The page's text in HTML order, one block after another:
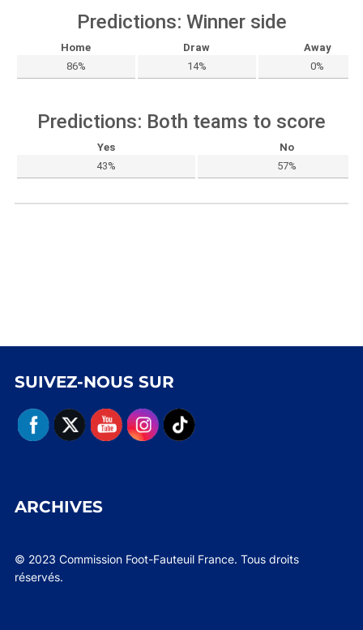
Predictions: Winner side
Home Draw
Away
86%
14% 0%
Predictions: Both teams to score
Yes
No
43%
57%
SUIVEZ-NOUS SUR
ARCHIVES
© 2023 Commission Foot-Fauteuil France. Tous droits
réservés.